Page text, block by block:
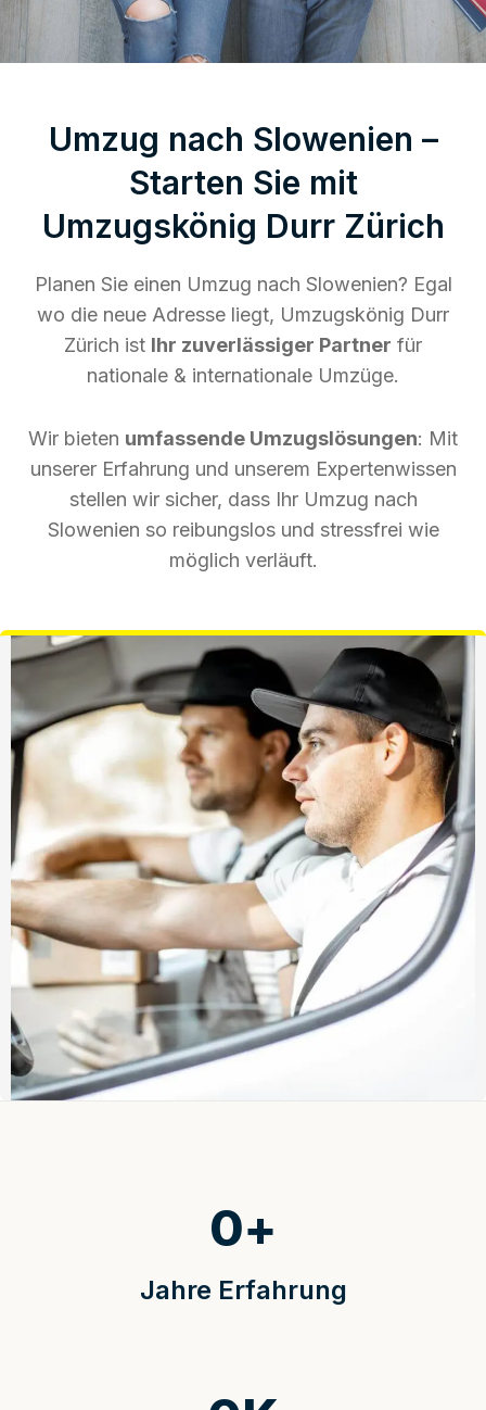
Umzug nach Slowenien –
Starten Sie mit
Umzugskönig Durr Zürich
Planen Sie einen Umzug nach Slowenien? Egal
wo die neue Adresse liegt, Umzugskönig Durr
Zürich ist Ihr zuverlässiger Partner für
nationale & internationale Umzüge.
Wir bieten umfassende Umzugslösungen: Mit
unserer Erfahrung und unserem Expertenwissen
stellen wir sicher, dass Ihr Umzug nach
Slowenien so reibungslos und stressfrei wie
möglich verläuft.
Jahre Erfahrung
0+